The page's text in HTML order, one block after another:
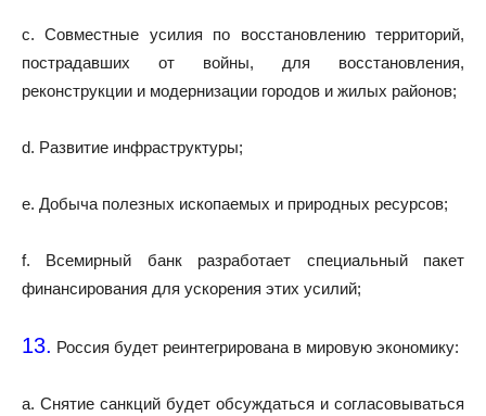
c. Совместные усилия по восстановлению территорий,
пострадавших от войны, для восстановления,
реконструкции и модернизации городов и жилых районов;
d. Развитие инфраструктуры;
e. Добыча полезных ископаемых и природных ресурсов;
f. Всемирный банк разработает специальный пакет
финансирования для ускорения этих усилий;
13. Россия будет реинтегрирована в мировую экономику:
a. Снятие санкций будет обсуждаться и согласовываться